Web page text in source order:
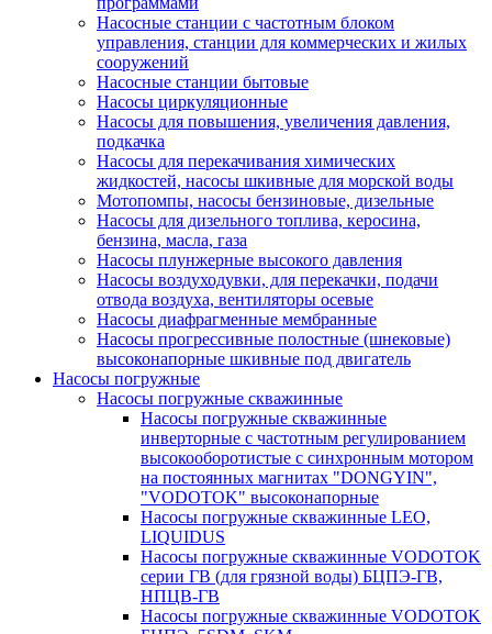
Насосные станции с частотным блоком
управления, станции для коммерческих и жилых
сооружений
Насосные станции бытовые
Насосы циркуляционные
Насосы для повышения, увеличения давления,
подкачка
Насосы для перекачивания химических
жидкостей, насосы шкивные для морской воды
Мотопомпы, насосы бензиновые, дизельные
Насосы для дизельного топлива, керосина,
бензина, масла, газа
Насосы плунжерные высокого давления
Насосы воздуходувки, для перекачки, подачи
отвода воздуха, вентиляторы осевые
Насосы диафрагменные мембранные
Насосы прогрессивные полостные (шнековые)
высоконапорные шкивные под двигатель
Насосы погружные
Насосы погружные скважинные
Насосы погружные скважинные
инверторные с частотным регулированием
высокооборотистые с синхронным мотором
на постоянных магнитах "DONGYIN",
"VODOTOK" высоконапорные
Насосы погружные скважинные LEO,
LIQUIDUS
Насосы погружные скважинные VODOTOK
серии ГВ (для грязной воды) БЦПЭ-ГВ,
НПЦВ-ГВ
Насосы погружные скважинные VODOTOK